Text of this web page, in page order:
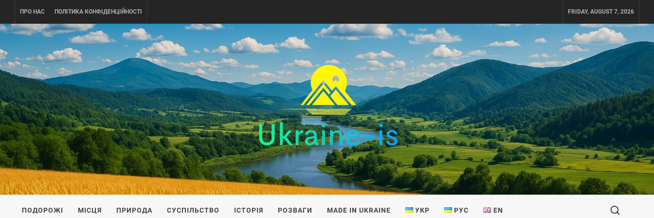
content
ПРО НАС ПОЛІТИКА КОНФІДЕНЦІЙНОСТІ FRIDAY, AUGUST 7, 2026
UKRAINE-IS
ПОДОРОЖI ПО УКРАЇНІ
ПОДОРОЖІ МІСЦЯ ПРИРОДА СУСПІЛЬСТВО ІСТОРІЯ РОЗВАГИ MADE IN UKRAINE УКР РУС EN